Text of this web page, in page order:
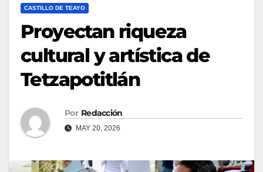
CASTILLO DE TEAYO
Proyectan riqueza
cultural y artística de
Tetzapotitlán
Por Redacción
MAY 20, 2026